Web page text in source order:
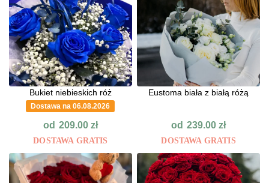
Bukiet niebieskich róż
Dostawa na 06.08.2026
od 209.00 zł
DOSTAWA GRATIS
Eustoma biała z białą różą
od 239.00zł
DOSTAWA GRATIS